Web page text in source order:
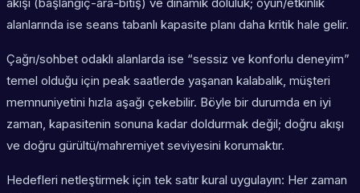
alanlarında ise seans tabanlı kapasite planı daha kritik hale gelir.
Çağrı/sohbet odaklı alanlarda ise “sessiz ve konforlu deneyim”
temel olduğu için peak saatlerde yaşanan kalabalık, müşteri
memnuniyetini hızla aşağı çekebilir. Böyle bir durumda en iyi
zaman, kapasitenin sonuna kadar doldurmak değil; doğru akışı
ve doğru gürültü/mahremiyet seviyesini korumaktır.
Hedefleri netleştirmek için tek satır kural uygulayın: Her zaman